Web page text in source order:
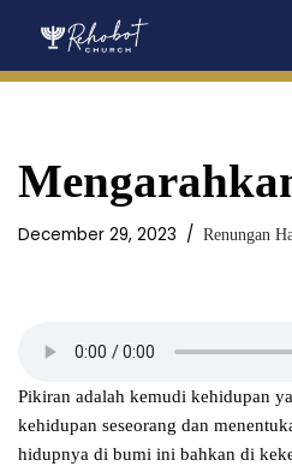
December 29, 2023 Renungan
Pikiran adalah kemudi kehidupan
kehidupan seseorang dan
hidupnya di bumi ini bahkan di